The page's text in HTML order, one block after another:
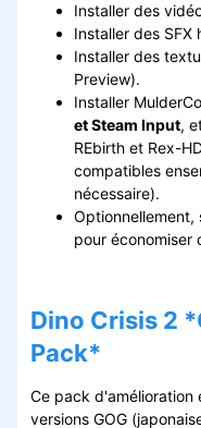
Installer des
Installer des SFX
Installer des
Preview).
Installer
et Steam Input,
REbirth et Rex-
compatibles
nécessaire).
Optionnellement,
pour économiser
Dino Crisis 2
Pack*
Ce pack d'amélioration
versions GOG